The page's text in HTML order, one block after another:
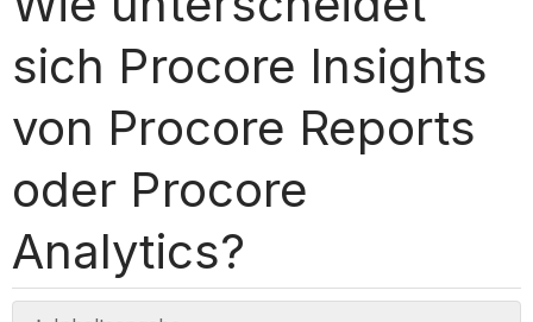
sich Procore Insights
von Procore Reports
oder Procore
Analytics?